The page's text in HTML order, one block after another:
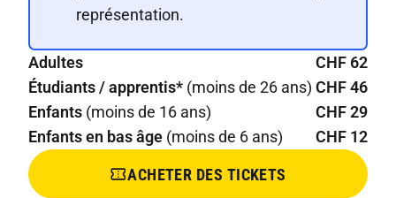
représentation.
Adultes
CHF 62
Étudiants / apprentis* (moins de 26 ans) CHF 46
Enfants (moins de 16 ans)
CHF 29
Enfants en bas âge (moins de 6 ans) CHF 12
ACHETER DES TICKETS